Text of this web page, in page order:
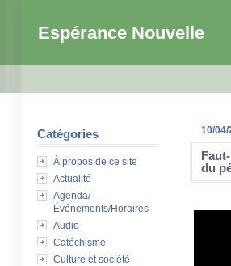
Espérance Nouvelle
Catégories
À propos de ce site
Actualité
Agenda/
Événements/Horaires
Audio
Catéchisme
Culture et société
10/04/
du